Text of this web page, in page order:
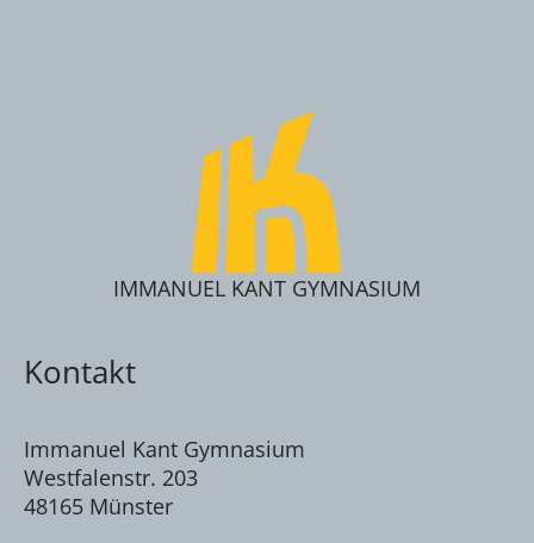
IMMANUEL KANT GYMNASIUM
Kontakt
Immanuel Kant Gymnasium
Westfalenstr. 203
48165 Münster